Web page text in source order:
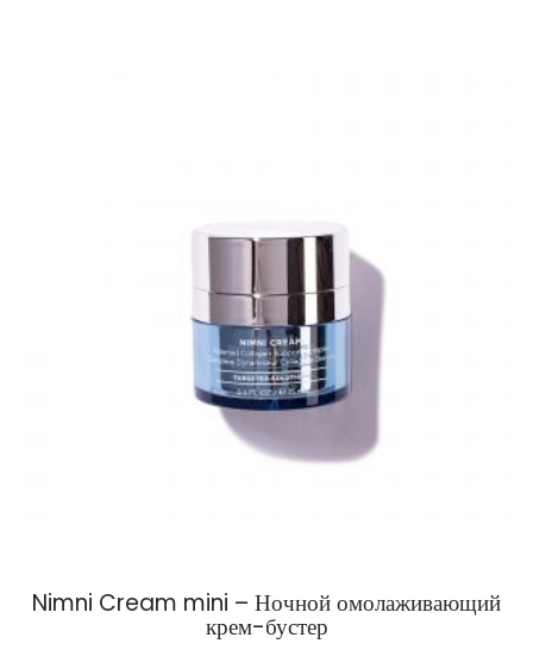
Nimni Cream mini – Ночной омолаживающий
крем-бустер